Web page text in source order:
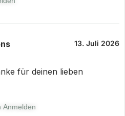
13. Juli 2026
für deinen lieben
Anmelden